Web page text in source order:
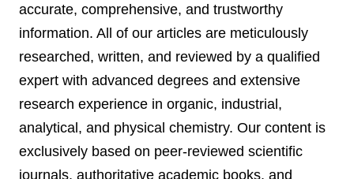
accurate, comprehensive, and trustworthy
information. All of our articles are meticulously
researched, written, and reviewed by a qualified
expert with advanced degrees and extensive
research experience in organic, industrial,
analytical, and physical chemistry. Our content is
exclusively based on peer-reviewed scientific
journals, authoritative academic books, and